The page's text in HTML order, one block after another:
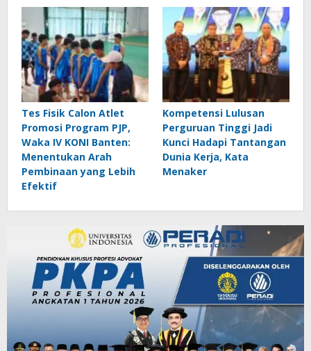
Tes Fisik Calon Atlet
Promosi Program PJP,
Waka IV KONI Banten:
Menentukan Arah
Pembinaan yang Lebih
Efektif
Kompetensi Lulusan
Perguruan Tinggi Jadi
Kunci Hadapi Tantangan
Dunia Kerja, Kata
Menaker